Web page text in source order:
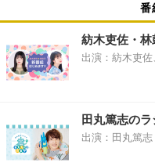
番
紡木吏佐・
出演：紡木吏
田丸篤志の
出演：田丸篤志